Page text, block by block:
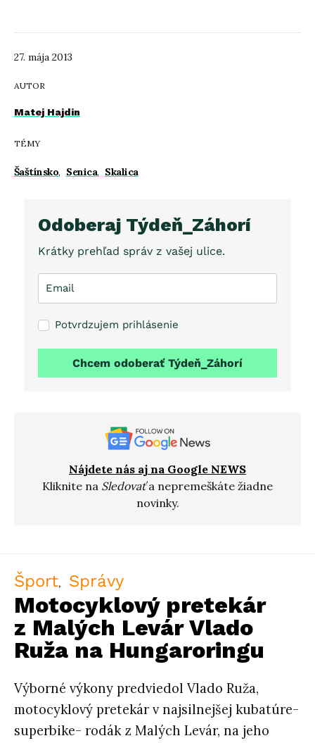
27. mája 2013
AUTOR
Matej Hajdin
TÉMY
Šaštínsko, Senica, Skalica
Odoberaj Týdeň_Záhorí
Krátky prehľad správ z vašej ulice.
Potvrdzujem prihlásenie
Chcem odoberať Týdeň_Záhorí
Nájdete nás aj na Google NEWS
Kliknite na Sledovaťa nepremeškáte žiadne
novinky.
Šport Správy
Motocyklový pretekár
z Malých Levár Vlado
Ruža na Hungaroringu
Výborné výkony predviedol Vlado Ruža,
motocyklový pretekár v najsilnejšej kubatúre-
superbike- rodák z Malých Levár, na jeho